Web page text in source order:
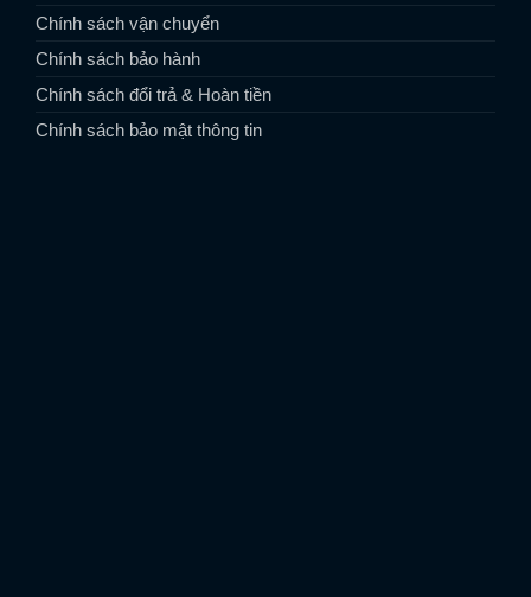
Chính sách vận chuyển
Chính sách bảo hành
Chính sách đổi trả & Hoàn tiền
Chính sách bảo mật thông tin